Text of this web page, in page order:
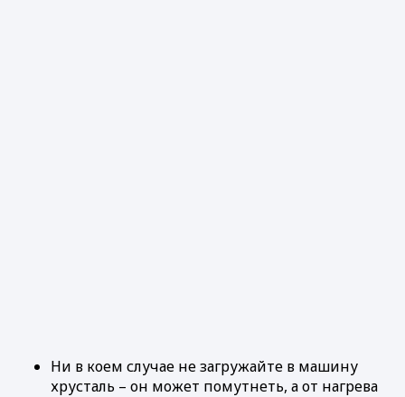
Ни в коем случае не загружайте в машину
хрусталь – он может помутнеть, а от нагрева